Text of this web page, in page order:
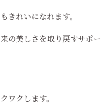
きれいになれます。
の美しさを取り戻すサポー
ワクします。